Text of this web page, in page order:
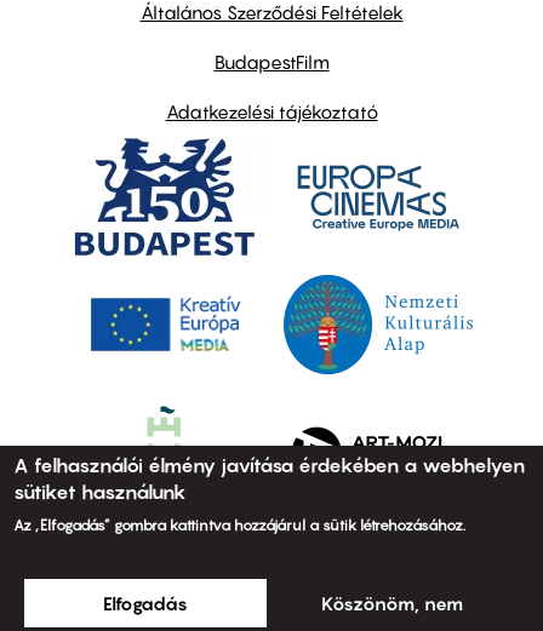
Általános Szerződési Feltételek
BudapestFilm
Adatkezelési tájékoztató
A felhasználói élmény javítása érdekében a webhelyen
sütiket használunk
Az „Elfogadás” gombra kattintva hozzájárul a sütik létrehozásához.
Elfogadás Köszönöm, nem